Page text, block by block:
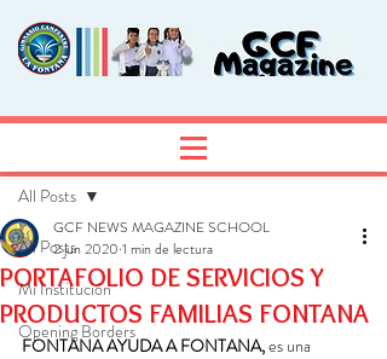
All Posts
Mi Institución
Opening Borders
All Posts
PORTAFOLIO DE SERVICIOS Y
PRODUCTOS FAMILIAS FONTANA
GCF NEWS MAGAZINE SCHOOL
2 jun 2020 1 min de lectura
FONTANA AYUDA A FONTANA, es una